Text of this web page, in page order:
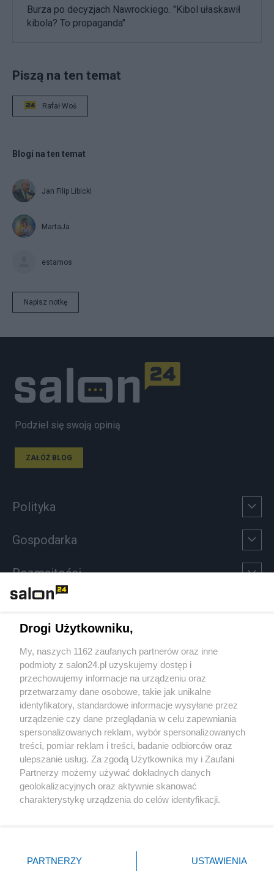
Burza po decyzjach Nawrockiego. "Kibol ułaskawił
kibola? To propaganda"
Piszą na ten temat
Rafał Woś
Blogi na ten temat
Jan Filip Libicki
MartaJa
estamos
Napisz notkę
Podziel się swoją opinią
ZAŁÓŻ BLOG
Polityka
Gospodarka
Rozmaitości
Sport
Społeczeństwo
Kultura
X Facebook Instagram Youtube
Drogi Użytkowniku,
My, naszych 1162 zaufanych partnerów oraz inne
podmioty z salon24.pl uzyskujemy dostęp i
przechowujemy informacje na urządzeniu oraz
przetwarzamy dane osobowe, takie jak unikalne
identyfikatory, standardowe informacje wysyłane przez
urządzenie czy dane przeglądania w celu zapewniania
spersonalizowanych reklam, wybór spersonalizowanych
treści, pomiar reklam i treści, badanie odbiorców oraz
ulepszanie usług. Za zgodą Użytkownika my i Zaufani
Partnerzy możemy używać dokładnych danych
geolokalizacyjnych oraz aktywnie skanować
charakterystykę urządzenia do celów identyfikacji.
zmienić/wycofać klikając przycisk ustawień prywatności
znajdujący się w lewym dolnym rogu strony
PARTNERZY USTAWIENIA